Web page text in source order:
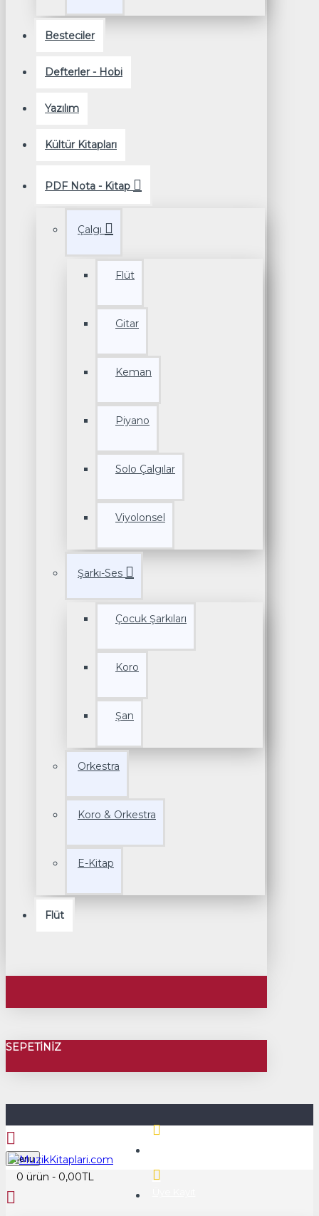
Besteciler
Defterler - Hobi
Yazılım
Kültür Kitapları
PDF Nota - Kitap
Çalgı
Flüt
Gitar
Keman
Piyano
Solo Çalgılar
Viyolonsel
Şarkı-Ses
Çocuk Şarkıları
Koro
Şan
Orkestra
Koro & Orkestra
E-Kitap
Flüt
SEPETINIZ
Menu
0 ürün - 0,00TL